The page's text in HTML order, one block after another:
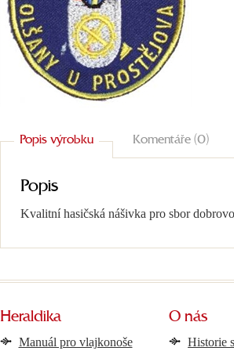
Popis výrobku Komentáře (0)
Popis
Kvalitní hasičská nášivka pro sbor
Heraldika
Manuál pro vlajkonoše
O nás
Historie